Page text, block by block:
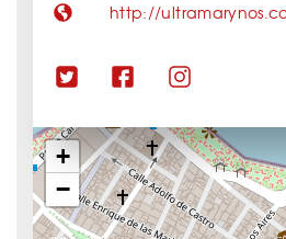
+
−
http://